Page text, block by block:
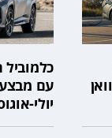
עם
יולי-אוגוסט